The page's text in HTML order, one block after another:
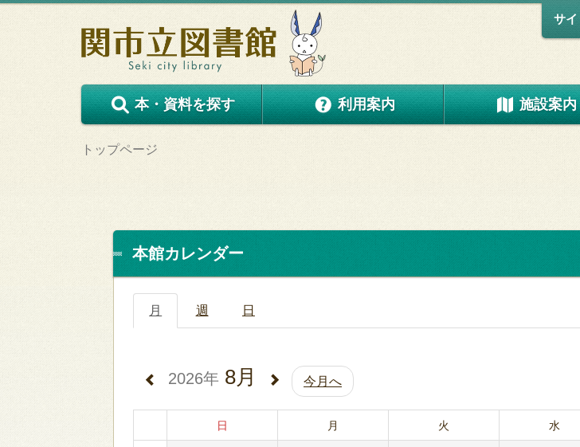
サ
本・資料を探す 利用案内 施設案内
トップページ
本館カレンダー
月 週 日
2026年 8月 今月へ
日 月 火 水